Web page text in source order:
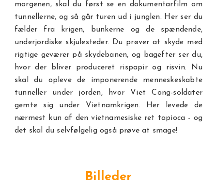
morgenen, skal du først se en dokumentarfilm om
tunnellerne, og så går turen ud i junglen. Her ser du
fælder fra krigen, bunkerne og de spændende,
underjordiske skjulesteder. Du prøver at skyde med
rigtige geværer på skydebanen, og bagefter ser du,
hvor der bliver produceret rispapir og risvin. Nu
skal du opleve de imponerende menneskeskabte
tunneller under jorden, hvor Viet Cong-soldater
gemte sig under Vietnamkrigen. Her levede de
nærmest kun af den vietnamesiske ret tapioca - og
det skal du selvfølgelig også prøve at smage!
Billeder